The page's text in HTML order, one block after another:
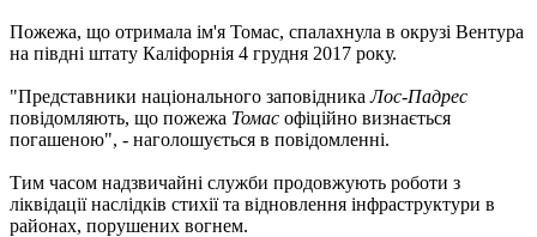
Пожежа, що отримала ім'я Томас, спалахнула в окрузі Вентура
на півдні штату Каліфорнія 4 грудня 2017 року.
"Представники національного заповідникаЛос-Падрес
повідомляють, що пожежа Томас офіційно визнається
погашеною", - наголошується в повідомленні.
Тим часом надзвичайні служби продовжують роботи з
ліквідації наслідків стихії та відновлення інфраструктури в
районах, порушених вогнем.